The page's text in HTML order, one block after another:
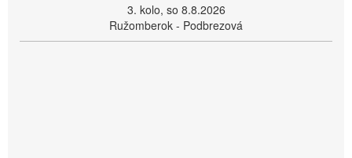
3. kolo, so 8.8.2026
Ružomberok - Podbrezová